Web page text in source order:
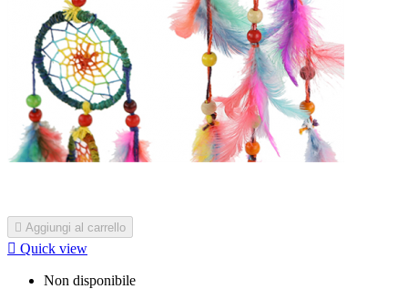
 Aggiungi al carrello
 Quick view
Non disponibile